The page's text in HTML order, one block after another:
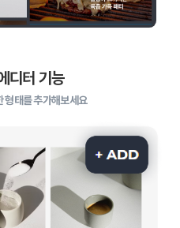
디터 기능
형태를 추가해보세요